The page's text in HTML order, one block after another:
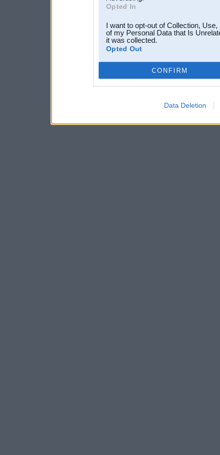
Opted In
I want to opt-out of Collection,
of my Personal Data that Is
it was collected.
Opted Out
CONFIRM
Data Deletion